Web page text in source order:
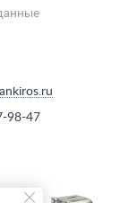
98-47